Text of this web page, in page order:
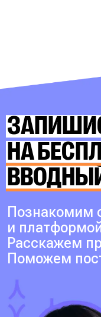
НА
Познакомим
и
Расскажем
Поможем